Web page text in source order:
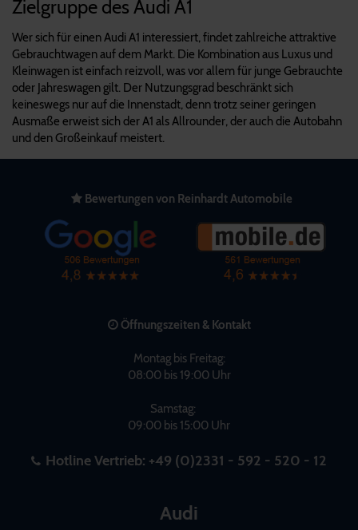
Zielgruppe des Audi A1
Wer sich für einen Audi A1 interessiert, findet zahlreiche attraktive
Gebrauchtwagen auf dem Markt. Die Kombination aus Luxus und
Kleinwagen ist einfach reizvoll, was vor allem für junge Gebrauchte
oder Jahreswagen gilt. Der Nutzungsgrad beschränkt sich
keineswegs nur auf die Innenstadt, denn trotz seiner geringen
Ausmaße erweist sich der A1 als Allrounder, der auch die Autobahn
und den Großeinkauf meistert.
Bewertungen von Reinhardt Automobile
Öffnungszeiten & Kontakt
Montag bis Freitag:
08:00 bis 19:00 Uhr
Samstag:
09:00 bis 15:00 Uhr
Hotline Vertrieb: +49 (0)2331 - 592 - 520 - 12
Audi